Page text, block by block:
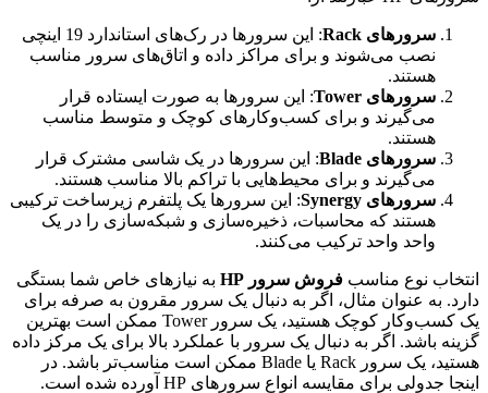
سرورهای Rack
: این سرورها در رک‌های استاندارد 19 اینچی
نصب می‌شوند و برای مراکز داده و اتاق‌های سرور مناسب
هستند.
سرورهای Tower
: این سرورها به صورت ایستاده قرار
می‌گیرند و برای کسب‌وکارهای کوچک و متوسط مناسب
هستند.
سرورهای Blade
: این سرورها در یک شاسی مشترک قرار
می‌گیرند و برای محیط‌هایی با تراکم بالا مناسب هستند.
سرورهای Synergy
: این سرورها یک پلتفرم زیرساخت ترکیبی
هستند که محاسبات، ذخیره‌سازی و شبکه‌سازی را در یک
واحد واحد ترکیب می‌کنند.
انتخاب نوع مناسب فروش سرور HP
به نیازهای خاص شما بستگی
دارد. به عنوان مثال، اگر به دنبال یک سرور مقرون به صرفه برای
یک کسب‌وکار کوچک هستید، یک سرور Tower ممکن است بهترین
گزینه باشد. اگر به دنبال یک سرور با عملکرد بالا برای یک مرکز داده
هستید، یک سرور Rack یا Blade ممکن است مناسب‌تر باشد. در
اینجا جدولی برای مقایسه انواع سرورهای HP آورده شده است.